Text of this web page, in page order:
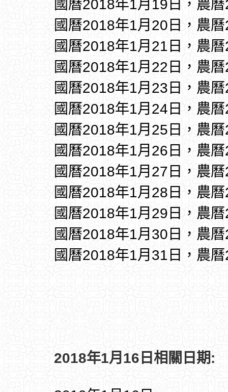
國曆2018年1月19日，農
國曆2018年1月20日，農
國曆2018年1月21日，農
國曆2018年1月22日，農
國曆2018年1月23日，農
國曆2018年1月24日，農
國曆2018年1月25日，農
國曆2018年1月26日，農
國曆2018年1月27日，農
國曆2018年1月28日，農
國曆2018年1月29日，農
國曆2018年1月30日，農
國曆2018年1月31日，農
2018年1月16日相關日期: